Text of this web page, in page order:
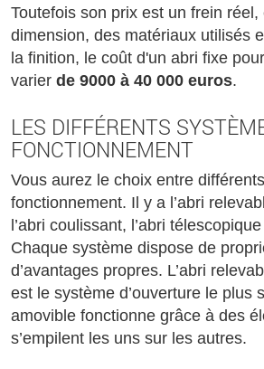
Toutefois son prix est un frein
dimension, des matériaux utilisés
la finition, le coût d'un abri fixe
varier de 9000 à 40 000 euros.
LES DIFFÉRENTS
FONCTIONNEMENT
Vous aurez le choix entre
fonctionnement. Il y a l’abri
l’abri coulissant, l’abri
Chaque système dispose de
d’avantages propres. L’abri
est le système d’ouverture le plus
amovible fonctionne grâce à des
s’empilent les uns sur les autres.